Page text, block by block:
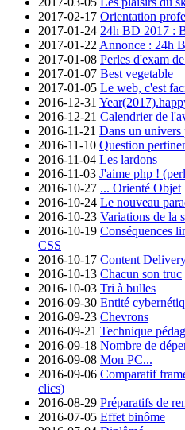
2017-02-17 Orientation
2017-01-24 24h BD 2017 :
2017-01-22 Annonce : 24h
2017-01-08 Perles d'exam
2017-01-07 Best vegetable
2017-01-05 Le web, c'est
2016-12-31
2016-12-21 Calendrier de
2016-11-21 Dans un univers
2016-11-10 Question
2016-11-04 Les lardons
2016-11-03 J'aime php !
2016-10-27 ... Orienté Objet
2016-10-24 Le nouveau
2016-10-23 Variations de la
2016-10-19 Conséquences
CSS
2016-10-17 Content
2016-10-13 Chacun son truc
2016-10-03 Tri à bulles
2016-09-30 Entité
2016-09-23 Chevrons
2016-09-21 Technique
2016-09-18 Nombre de
2016-09-08 Mon PC...
2016-09-06 Comparatif
clics)
2016-08-29 Préparatifs de
2016-07-05 Effet binôme